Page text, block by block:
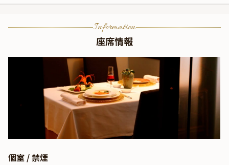
Information
座席情報
個室 / 禁煙